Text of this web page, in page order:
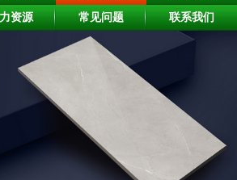
资源 常见问题 联系我们